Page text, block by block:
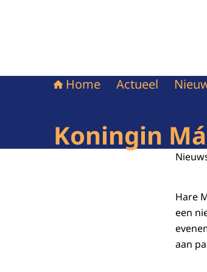
Home Actueel
Koningin
Hare
een
aan